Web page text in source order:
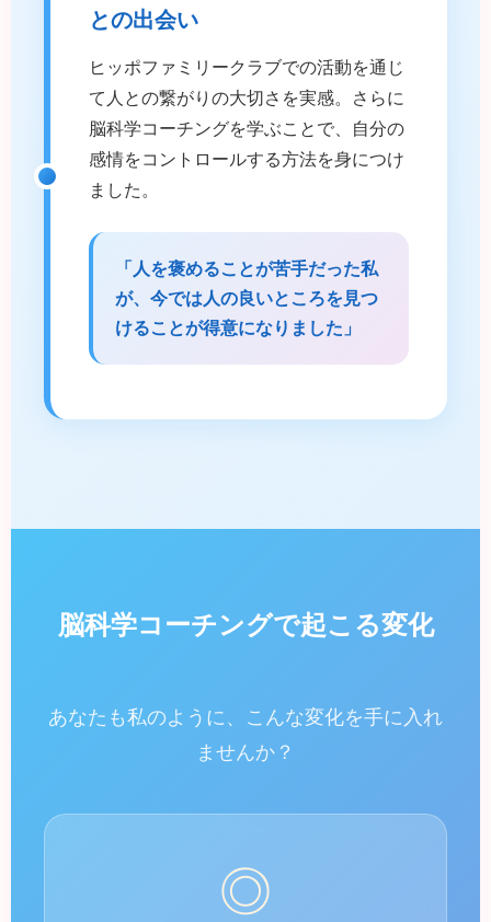
との出会い
ヒッポファミリークラブでの活動を通じ
て人との繋がりの大切さを実感。さらに
脳科学コーチングを学ぶことで、自分の
感情をコントロールする方法を身につけ
ました。
「人を褒めることが苦手だった私
が、今では人の良いところを見つ
けることが得意になりました」
脳科学コーチングで起こる変化
あなたも私のように、こんな変化を手に入れ
ませんか？
◎